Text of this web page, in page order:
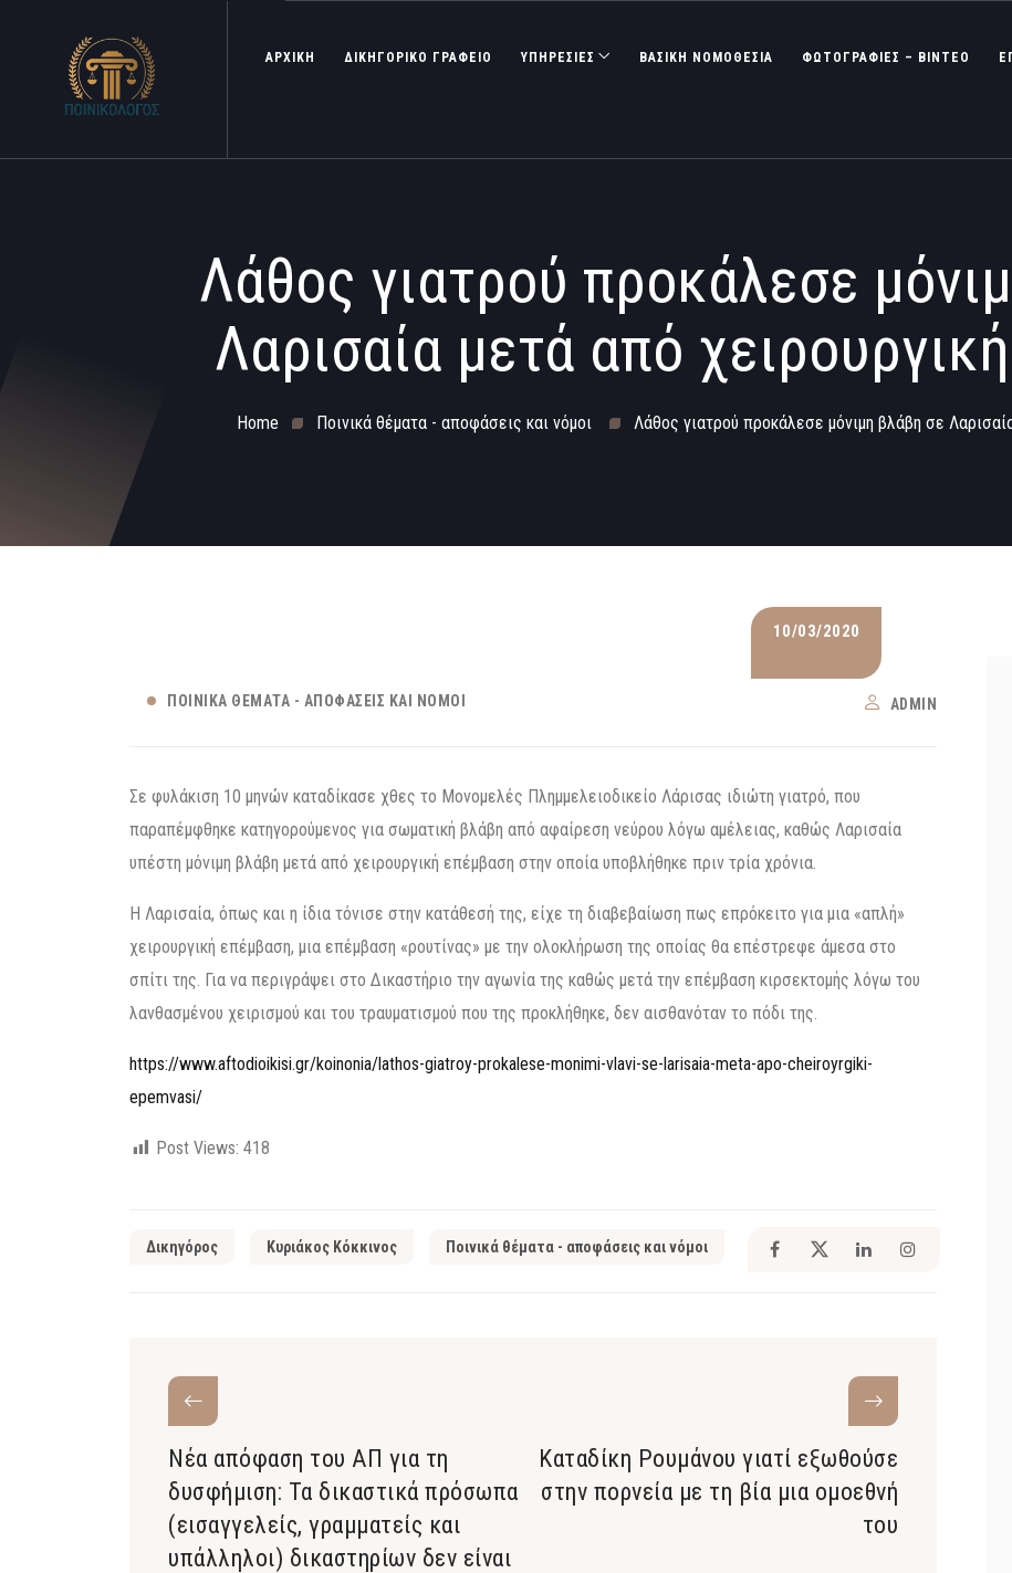
ΑΡΧΙΚΗ ΔΙΚΗΓΟΡΙΚΟ ΓΡΑΦΕΙΟ ΥΠΗΡΕΣΙΕΣ ΒΑΣΙΚΉ ΝΟΜΟΘΕΣΊΑ ΦΩΤΟΓΡΑΦΊΕΣ – ΒΊΝΤΕΟ
Λάθος γιατρού προκάλεσε
Λαρισαία μετά από
Home Ποινικά θέματα - αποφάσεις και νόμοι Λάθος γιατρού προκάλεσε μόνιμη βλάβη σε
10/03/2020
ΠΟΙΝΙΚΆ ΘΈΜΑΤΑ - ΑΠΟΦΆΣΕΙΣ ΚΑΙ ΝΌΜΟΙ ADMIN
Σε φυλάκιση 10 μηνών καταδίκασε χθες το Μονομελές Πλημμελειοδικείο Λάρισας ιδιώτη γιατρό, που
παραπέμφθηκε κατηγορούμενος για σωματική βλάβη από αφαίρεση νεύρου λόγω αμέλειας, καθώς Λαρισαία
υπέστη μόνιμη βλάβη μετά από χειρουργική επέμβαση στην οποία υποβλήθηκε πριν τρία χρόνια.
Η Λαρισαία, όπως και η ίδια τόνισε στην κατάθεσή της, είχε τη διαβεβαίωση πως επρόκειτο για μια «απλή»
χειρουργική επέμβαση, μια επέμβαση «ρουτίνας» με την ολοκλήρωση της οποίας θα επέστρεφε άμεσα στο
σπίτι της. Για να περιγράψει στο Δικαστήριο την αγωνία της καθώς μετά την επέμβαση κιρσεκτομής λόγω του
λανθασμένου χειρισμού και του τραυματισμού που της προκλήθηκε, δεν αισθανόταν το πόδι της.
https://www.aftodioikisi.gr/koinonia/lathos-giatroy-prokalese-monimi-vlavi-se-larisaia-meta-apo-cheiroyrgiki-
epemvasi/
Post Views: 418
Δικηγόρος Κυριάκος Κόκκινος Ποινικά θέματα - αποφάσεις και νόμοι
Νέα απόφαση του ΑΠ για τη
δυσφήμιση: Τα δικαστικά πρόσωπα
(εισαγγελείς, γραμματείς και
υπάλληλοι) δικαστηρίων δεν είναι
Καταδίκη Ρουμάνου γιατί εξωθούσε
στην πορνεία με τη βία μια ομοεθνή
του